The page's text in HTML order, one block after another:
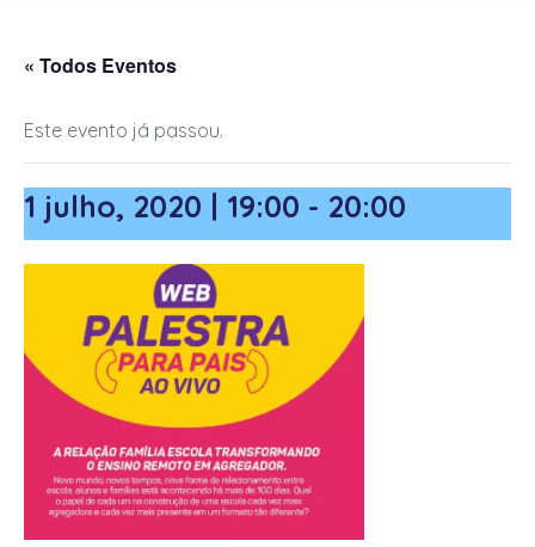
« Todos Eventos
Este evento já passou.
1 julho, 2020 | 19:00 - 20:00